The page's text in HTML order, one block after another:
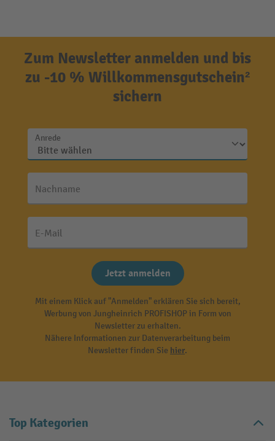
Zum Newsletter anmelden und bis
zu -10 % Willkommensgutschein²
sichern
Anrede
Nachname
E-Mail
Jetzt anmelden
Mit einem Klick auf "Anmelden" erklären Sie sich bereit,
Werbung von Jungheinrich PROFISHOP in Form von
Newsletter zu erhalten.
Nähere Informationen zur Datenverarbeitung beim
Newsletter finden Sie hier.
Top Kategorien